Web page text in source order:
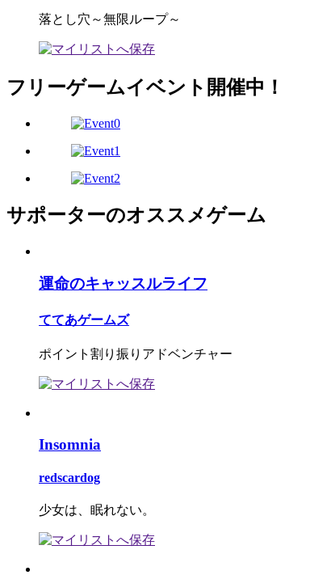
落とし穴～無限ループ～
フリーゲームイベント開催中！
サポーターのオススメゲーム
運命のキャッスルライフ
ててあゲームズ
ポイント割り振りアドベンチャー
Insomnia
redscardog
少女は、眠れない。